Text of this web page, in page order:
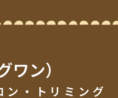
ン）
ン・トリミング